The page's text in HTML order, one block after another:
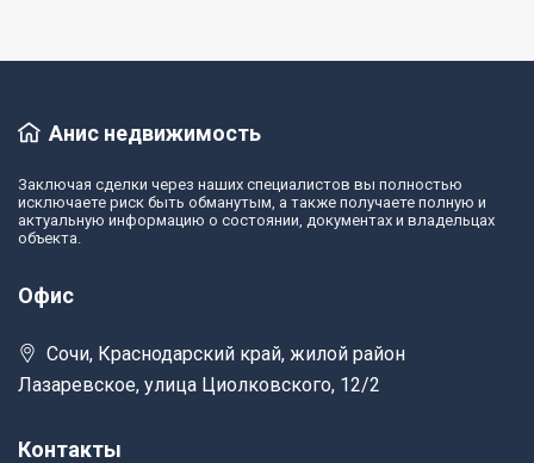
Анис недвижимость
Заключая сделки через наших специалистов вы полностью
исключаете риск быть обманутым, а также получаете полную и
актуальную информацию о состоянии, документах и владельцах
объекта.
Офис
Сочи, Краснодарский край, жилой район
Лазаревское, улица Циолковского, 12/2
Контакты